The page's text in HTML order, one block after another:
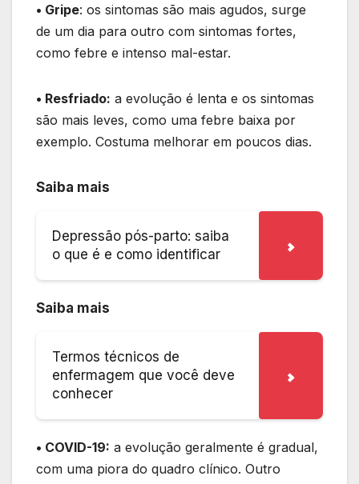
• Gripe: os sintomas são mais agudos, surge
de um dia para outro com sintomas fortes,
como febre e intenso mal-estar.
• Resfriado: a evolução é lenta e os sintomas
são mais leves, como uma febre baixa por
exemplo. Costuma melhorar em poucos dias.
Saiba mais
Depressão pós-parto: saiba
o que é e como identificar
Saiba mais
Termos técnicos de
enfermagem que você deve
conhecer
• COVID-19: a evolução geralmente é gradual,
com uma piora do quadro clínico. Outro